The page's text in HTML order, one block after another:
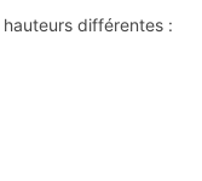
différentes :